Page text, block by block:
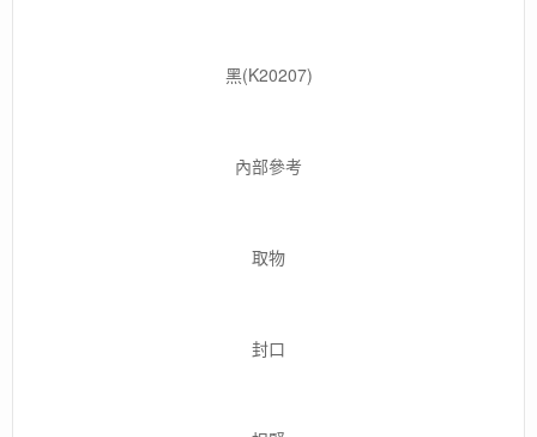
黑(K20207)
內部參考
取物
封口